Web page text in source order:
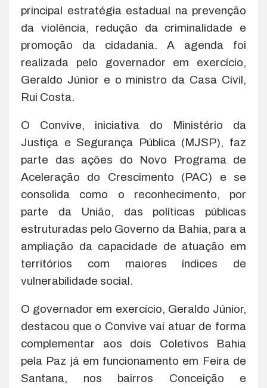
principal estratégia estadual na prevenção
da violência, redução da criminalidade e
promoção da cidadania. A agenda foi
realizada pelo governador em exercício,
Geraldo Júnior e o ministro da Casa Civil,
Rui Costa.
O Convive, iniciativa do Ministério da
Justiça e Segurança Pública (MJSP), faz
parte das ações do Novo Programa de
Aceleração do Crescimento (PAC) e se
consolida como o reconhecimento, por
parte da União, das políticas públicas
estruturadas pelo Governo da Bahia, para a
ampliação da capacidade de atuação em
territórios com maiores índices de
vulnerabilidade social.
O governador em exercício, Geraldo Júnior,
destacou que o Convive vai atuar de forma
complementar aos dois Coletivos Bahia
pela Paz já em funcionamento em Feira de
Santana, nos bairros Conceição e